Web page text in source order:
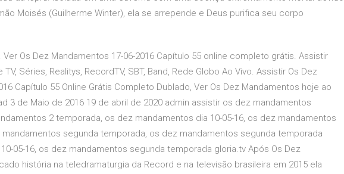
Moisés (Guilherme Winter), ela se arrepende e Deus purifica seu corpo
Ver Os Dez Mandamentos 17-06-2016 Capítulo 55 online completo grátis. Assistir
Séries, Realitys, RecordTV, SBT, Band, Rede Globo Ao Vivo. Assistir Os Dez
Capítulo 55 Online Grátis Completo Dublado, Ver Os Dez Mandamentos hoje ao
3 de Maio de 2016 19 de abril de 2020 admin assistir os dez mandamentos
2 temporada, os dez mandamentos dia 10-05-16, os dez mandamentos
segunda temporada, os dez mandamentos segunda temporada
05-16, os dez mandamentos segunda temporada gloria.tv Após Os Dez
história na teledramaturgia da Record e na televisão brasileira em 2015 ela